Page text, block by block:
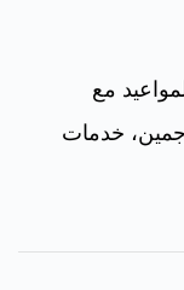
مع
خدمات